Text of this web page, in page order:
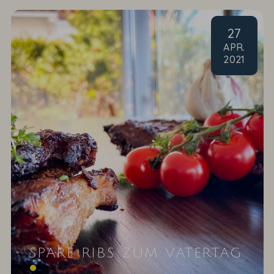
27
APR.
2021
SPARE RIBS ZUM VATERTAG
Grillgenuss nach einem Rezept unserer